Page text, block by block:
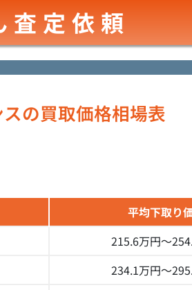
査定依頼
の買取価格相場表
平均下取り
215.6万円～
234.1万円～